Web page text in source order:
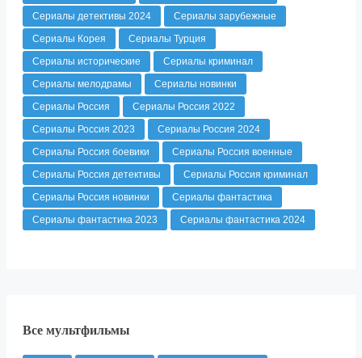
Сериалы детективы 2024
Сериалы зарубежные
Сериалы Корея
Сериалы Турция
Сериалы исторические
Сериалы криминал
Сериалы мелодрамы
Сериалы новинки
Сериалы Россия
Сериалы Россия 2022
Сериалы Россия 2023
Сериалы Россия 2024
Сериалы Россия боевики
Сериалы Россия военные
Сериалы Россия детективы
Сериалы Россия криминал
Сериалы Россия новинки
Сериалы фантастика
Сериалы фантастика 2023
Сериалы фантастика 2024
Все мультфильмы